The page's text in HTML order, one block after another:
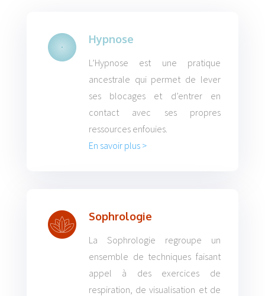
Hypnose
L’Hypnose est une pratique
ancestrale qui permet de lever
ses blocages et d’entrer en
contact avec ses propres
ressources enfouies.
En savoir plus >
Sophrologie
La Sophrologie regroupe un
ensemble de techniques faisant
appel à des exercices de
respiration, de visualisation et de